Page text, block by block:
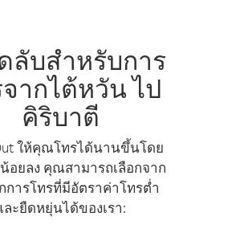
ลับสำหรับการ
ากไต้หวัน ไป
คิริบาตี
ให้คุณโทรได้นานขึ้นโดย
อยลง คุณสามารถเลือกจาก
การโทรที่มีอัตราค่าโทรต่ำ
ละยืดหยุ่นได้ของเรา: